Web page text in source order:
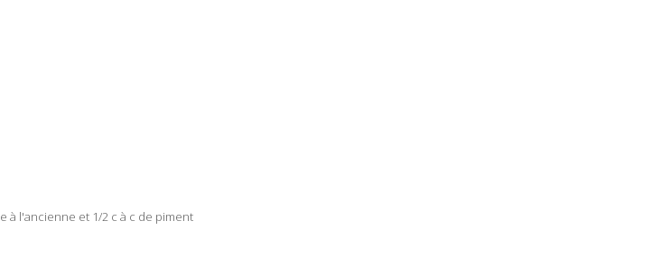
à l'ancienne et 1/2 c à c de piment